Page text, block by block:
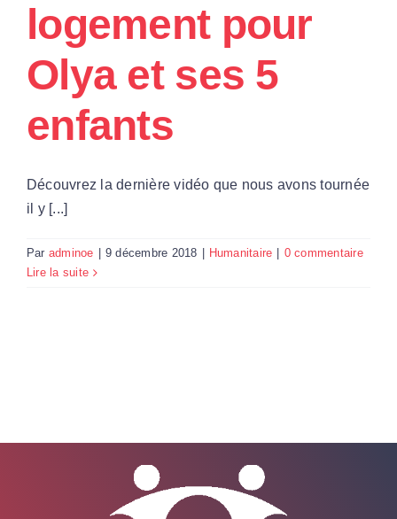
logement pour
Olya et ses 5
enfants
Découvrez la dernière vidéo que nous avons tournée
il y [...]
Par adminoe 9 décembre 2018 Humanitaire
0 commentaire
Lire la suite